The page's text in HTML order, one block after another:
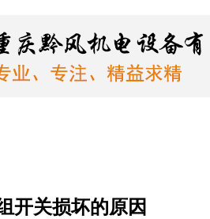
开关损坏的原因